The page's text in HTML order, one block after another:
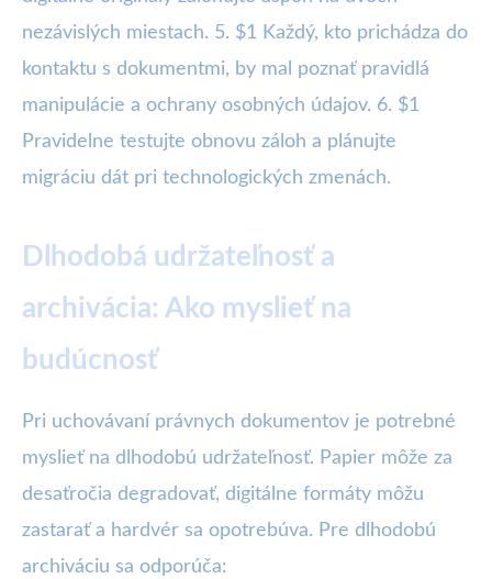
nezávislých miestach. 5. $1 Každý, kto prichádza do
kontaktu s dokumentmi, by mal poznať pravidlá
manipulácie a ochrany osobných údajov. 6. $1
Pravidelne testujte obnovu záloh a plánujte
migráciu dát pri technologických zmenách.
Dlhodobá udržateľnosť a
archivácia: Ako myslieť na
budúcnosť
Pri uchovávaní právnych dokumentov je potrebné
myslieť na dlhodobú udržateľnosť. Papier môže za
desaťročia degradovať, digitálne formáty môžu
zastarať a hardvér sa opotrebúva. Pre dlhodobú
archiváciu sa odporúča: